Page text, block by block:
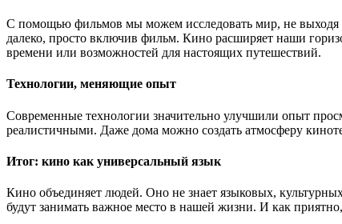
С помощью фильмов мы можем исследовать мир, не выходя
далеко, просто включив фильм. Кино расширяет наши
времени или возможностей для настоящих путешествий.
Технологии, меняющие опыт
Современные технологии значительно улучшили опыт
реалистичными. Даже дома можно создать атмосферу
Итог: кино как универсальный язык
Кино объединяет людей. Оно не знает языковых,
будут занимать важное место в нашей жизни. И как